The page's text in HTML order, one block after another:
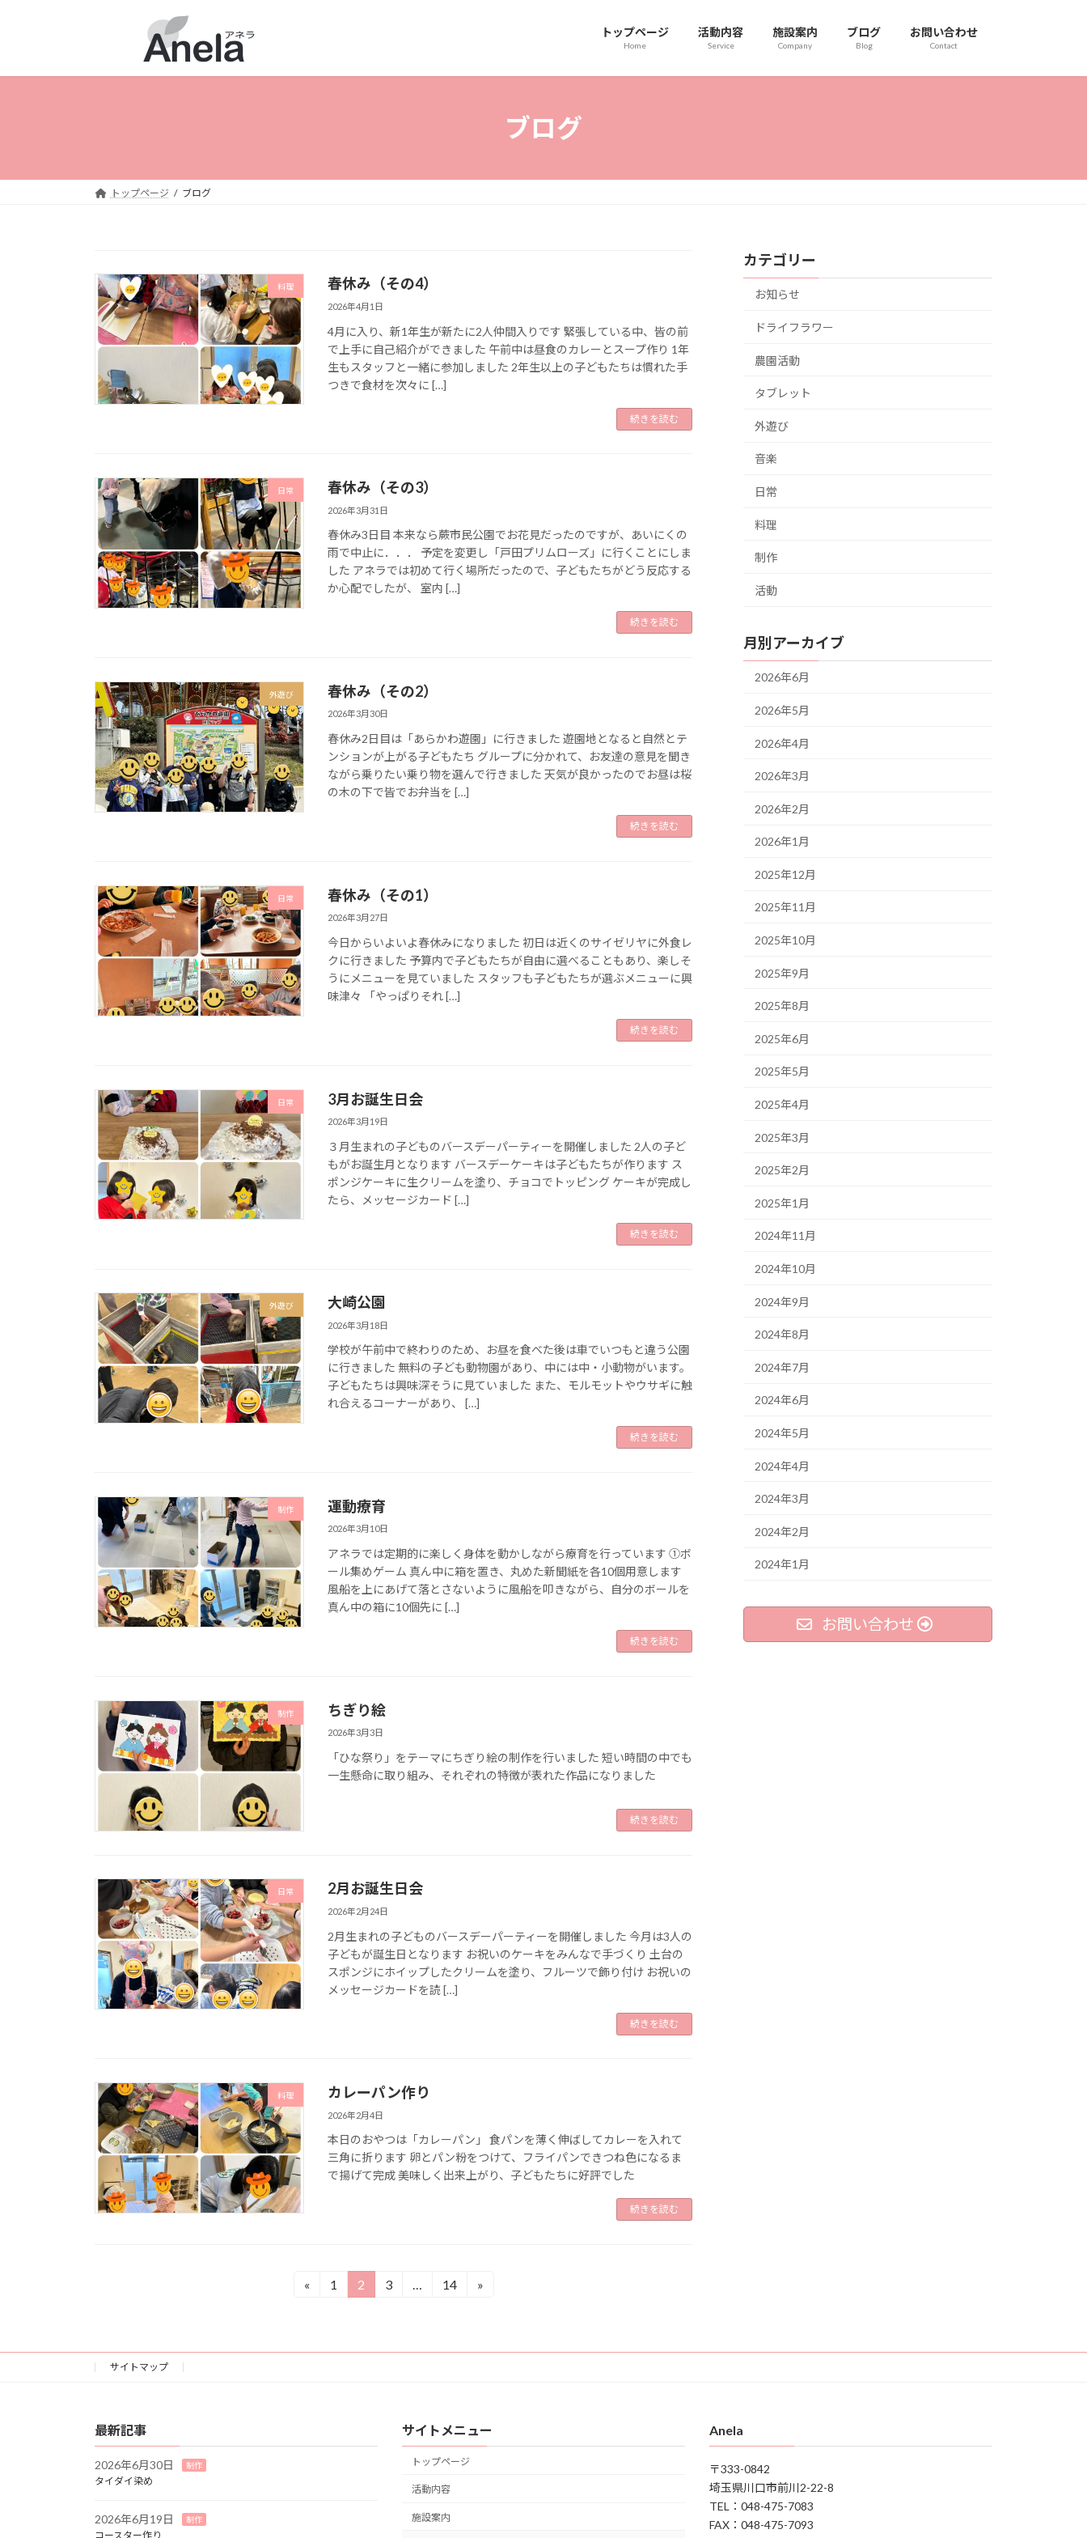
プ
動
トップページ
Home
活動内容
Service
施設案内
Company
ブログ
Blog
お問い合わせ
Contact
ブログ
トップページ ブログ
料理 春休み（その4）
2026年4月1日
4月に入り、新1年生が新たに2人仲間入りです 緊張している中、皆の前
で上手に自己紹介ができました 午前中は昼食のカレーとスープ作り 1年
生もスタッフと一緒に参加しました 2年生以上の子どもたちは慣れた手
つきで食材を次々に […]
続きを読む
日常 春休み（その3）
2026年3月31日
春休み3日目 本来なら蕨市民公園でお花見だったのですが、あいにくの
雨で中止に．．． 予定を変更し「戸田プリムローズ」に行くことにしま
した アネラでは初めて行く場所だったので、子どもたちがどう反応する
か心配でしたが、 室内 […]
続きを読む
外遊び 春休み（その2）
2026年3月30日
春休み2日目は「あらかわ遊園」に行きました 遊園地となると自然とテ
ンションが上がる子どもたち グループに分かれて、お友達の意見を聞き
ながら乗りたい乗り物を選んで行きました 天気が良かったのでお昼は桜
の木の下で皆でお弁当を […]
続きを読む
日常 春休み（その1）
2026年3月27日
今日からいよいよ春休みになりました 初日は近くのサイゼリヤに外食レ
クに行きました 予算内で子どもたちが自由に選べることもあり、楽しそ
うにメニューを見ていました スタッフも子どもたちが選ぶメニューに興
味津々 「やっぱりそれ […]
続きを読む
日常 3月お誕生日会
2026年3月19日
３月生まれの子どものバースデーパーティーを開催しました 2人の子ど
もがお誕生月となります バースデーケーキは子どもたちが作ります ス
ポンジケーキに生クリームを塗り、チョコでトッピング ケーキが完成し
たら、メッセージカード […]
続きを読む
外遊び 大崎公園
2026年3月18日
学校が午前中で終わりのため、お昼を食べた後は車でいつもと違う公園
に行きました 無料の子ども動物園があり、中には中・小動物がいます。
子どもたちは興味深そうに見ていました また、モルモットやウサギに触
れ合えるコーナーがあり、 […]
続きを読む
制作 運動療育
2026年3月10日
アネラでは定期的に楽しく身体を動かしながら療育を行っています ➀ボ
ール集めゲーム 真ん中に箱を置き、丸めた新聞紙を各10個用意します
風船を上にあげて落とさないように風船を叩きながら、自分のボールを
真ん中の箱に10個先に […]
続きを読む
制作 ちぎり絵
2026年3月3日
「ひな祭り」をテーマにちぎり絵の制作を行いました 短い時間の中でも
一生懸命に取り組み、それぞれの特徴が表れた作品になりました
続きを読む
日常 2月お誕生日会
2026年2月24日
2月生まれの子どものバースデーパーティーを開催しました 今月は3人の
子どもが誕生日となります お祝いのケーキをみんなで手づくり 土台の
スポンジにホイップしたクリームを塗り、フルーツで飾り付け お祝いの
メッセージカードを読 […]
続きを読む
料理 カレーパン作り
2026年2月4日
本日のおやつは「カレーパン」 食パンを薄く伸ばしてカレーを入れて
三角に折ります 卵とパン粉をつけて、フライパンできつね色になるま
で揚げて完成 美味しく出来上がり、子どもたちに好評でした
続きを読む
ナ
ビ
ー
シ
«
固
1
固
2
固
3 …
固
14 »
カテゴリー
お知らせ
ドライフラワー
農園活動
タブレット
外遊び
音楽
日常
料理
制作
活動
月別アーカイブ
2026年6月
2026年5月
2026年4月
2026年3月
2026年2月
2026年1月
2025年12月
2025年11月
2025年10月
2025年9月
2025年8月
2025年6月
2025年5月
2025年4月
2025年3月
2025年2月
2025年1月
2024年11月
2024年10月
2024年9月
2024年8月
2024年7月
2024年6月
2024年5月
2024年4月
2024年3月
2024年2月
2024年1月
お問い合わせ
サイトマップ
最新記事
2026年6月30日 制作
タイダイ染め
2026年6月19日 制作
コースター作り
サイトメニュー
トップページ
活動内容
施設案内
Anela
〒333-0842
埼玉県川口市前川2-22-8
TEL：048-475-7083
FAX：048-475-7093